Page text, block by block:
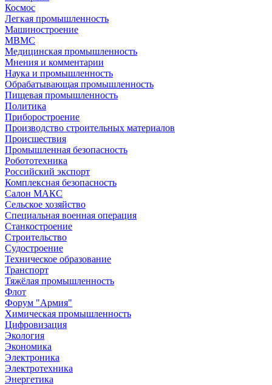
Космос
Легкая промышленность
Машиностроение
МВМС
Медицинская промышленность
Мнения и комментарии
Наука и промышленность
Обрабатывающая промышленность
Пищевая промышленность
Политика
Приборостроение
Производство строительных материалов
Происшествия
Промышленная безопасность
Робототехника
Российский экспорт
Комплексная безопасность
Салон МАКС
Сельское хозяйство
Специальная военная операция
Станкостроение
Строительство
Судостроение
Техническое образование
Транспорт
Тяжёлая промышленность
Флот
Форум "Армия"
Химическая промышленность
Цифровизация
Экология
Экономика
Электроника
Электротехника
Энергетика